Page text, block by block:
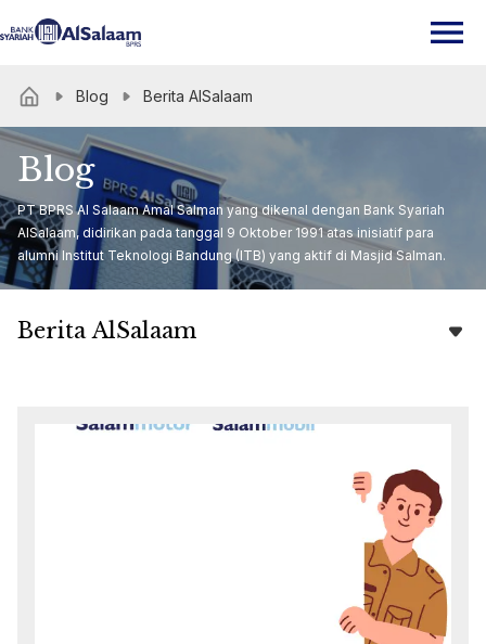
Blog Berita AlSalaam
Blog
PT BPRS Al Salaam Amal Salman yang dikenal dengan Bank Syariah
AlSalaam, didirikan pada tanggal 9 Oktober 1991 atas inisiatif para
alumni Institut Teknologi Bandung (ITB) yang aktif di Masjid Salman.
Berita AlSalaam